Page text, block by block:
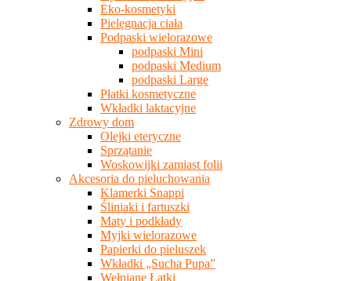
Eko-kosmetyki
Pielęgnacja ciała
Podpaski wielorazowe
podpaski Mini
podpaski Medium
podpaski Large
Płatki kosmetyczne
Wkładki laktacyjne
Zdrowy dom
Olejki eteryczne
Sprzątanie
Woskowijki zamiast folii
Akcesoria do pieluchowania
Klamerki Snappi
Śliniaki i fartuszki
Maty i podkłady
Myjki wielorazowe
Papierki do pieluszek
Wkładki „Sucha Pupa”
Wełniane Łatki